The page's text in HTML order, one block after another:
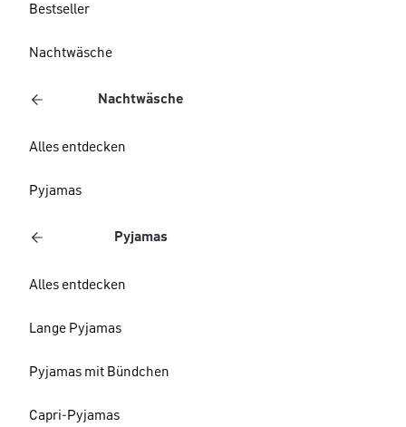
Bestseller
Nachtwäsche
Nachtwäsche
Alles entdecken
Pyjamas
Pyjamas
Alles entdecken
Lange Pyjamas
Pyjamas mit Bündchen
Capri-Pyjamas